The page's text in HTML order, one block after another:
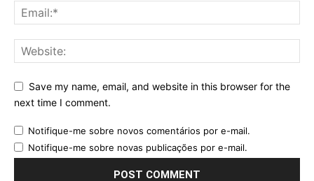
Save my name, email, and website in this browser for the
next time I comment.
Notifique-me sobre novos comentários por e-mail.
Notifique-me sobre novas publicações por e-mail.